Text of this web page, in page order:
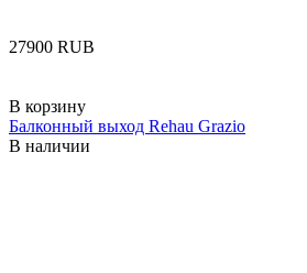
‍27900‍ RUB
В корзину
Балконный выход Rehau Grazio
В наличии